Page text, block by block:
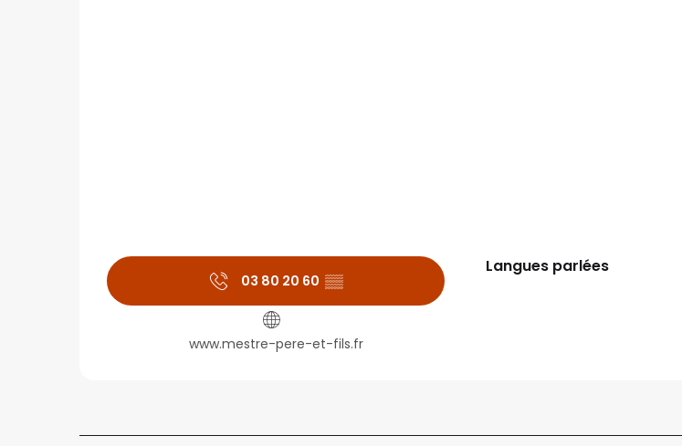
03 80 20 60 ▒▒
www.mestre-pere-et-fils.fr
Langues parlées
Langues parlées